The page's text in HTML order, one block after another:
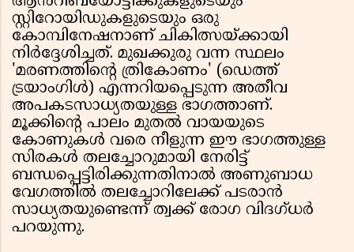
സ്റ്റിറോയിഡുകളുടെയും ഒരു
കോമ്പിനേഷനാണ് ചികിത്സയ്ക്കായി
നിർദ്ദേശിച്ചത്. മുഖക്കുരു വന്ന സ്ഥലം
'മരണത്തിന്റെ ത്രികോണം' (ഡെത്ത്
ട്രയാംഗിൾ) എന്നറിയപ്പെടുന്ന അതീവ
അപകടസാധ്യതയുള്ള ഭാഗത്താണ്.
മൂക്കിന്റെ പാലം മുതൽ വായയുടെ
കോണുകൾ വരെ നീളുന്ന ഈ ഭാഗത്തുള്ള
സിരകൾ തലച്ചോറുമായി നേരിട്ട്
ബന്ധപ്പെട്ടിരിക്കുന്നതിനാൽ അണുബാധ
വേഗത്തിൽ തലച്ചോറിലേക്ക് പടരാൻ
സാധ്യതയുണ്ടെന്ന് ത്വക്ക് രോഗ വിദഗ്ധർ
പറയുന്നു.